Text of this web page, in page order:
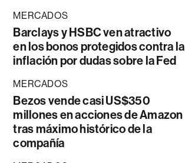
MERCADOS
Barclays y HSBC ven atractivo
en los bonos protegidos contra la
inflación por dudas sobre la Fed
MERCADOS
Bezos vende casi US$350
millones en acciones de Amazon
tras máximo histórico de la
compañía